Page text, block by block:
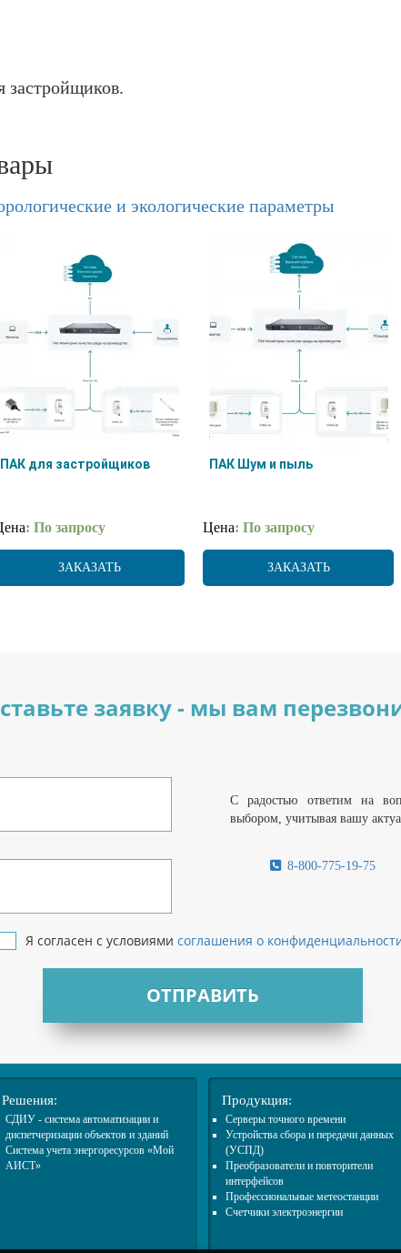
застройщиков.
и экологические параметры
ПАК для застройщиков
: По запросу
ЗАКАЗАТЬ
ПАК Шум и пыль
Цена: По запросу
ЗАКАЗАТЬ
заявку - мы вам
С радостью ответим на
выбором, учитывая вашу
8-800-775-19-75
Я согласен с условиями соглашения о
ОТПРАВИТЬ
Решения:
СДИУ - система автоматизации и
диспетчеризации объектов и зданий
Система учета энергоресурсов «Мой
АИСТ»
Продукция:
Cерверы точного времени
Устройства сбора и передачи данных
(УСПД)
Преобразователи и повторители
интерфейсов
Профессиональные метеостанции
Счетчики электроэнергии